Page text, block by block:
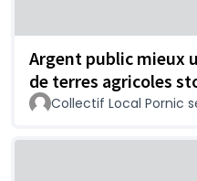
Argent public mieux
de terres agricoles
Collectif Local Pornic